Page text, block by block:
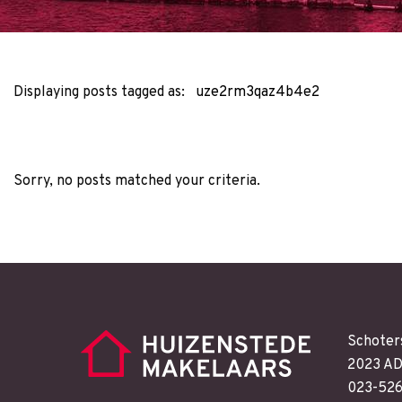
Displaying posts tagged as: uze2rm3qaz4b4e2
Sorry, no posts matched your criteria.
2023
023-